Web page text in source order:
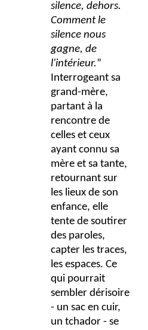
silence, dehors.
Comment le
silence nous
gagne, de
l'intérieur.”
Interrogeant sa
grand-mère,
partant à la
rencontre de
celles et ceux
ayant connu sa
mère et sa tante,
retournant sur
les lieux de son
enfance, elle
tente de soutirer
des paroles,
capter les traces,
les espaces. Ce
qui pourrait
sembler dérisoire
- un sac en cuir,
un tchador - se